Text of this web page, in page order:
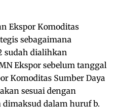
Ekspor Komoditas
sebagaimana
sudah dialihkan
Ekspor sebelum tanggal
Komoditas Sumber Daya
sesuai dengan
dimaksud dalam huruf b.